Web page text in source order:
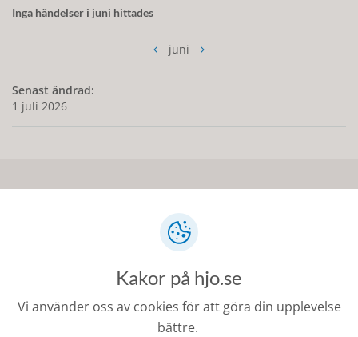
Inga händelser i juni hittades
juni
Senast ändrad:
1 juli 2026
Besöks- och postadress: Torggatan 2, 544 30 Hjo
Fakturaadress: Box 97, 544 22 Hjo
Kakor på hjo.se
Vi använder oss av cookies för att göra din upplevelse
bättre.